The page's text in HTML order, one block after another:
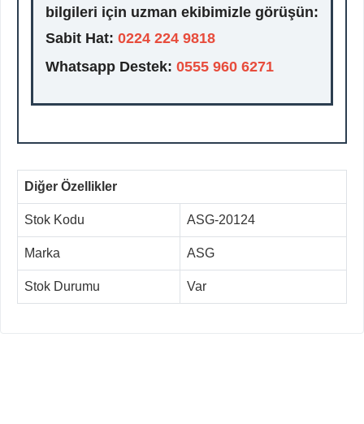
bilgileri için uzman ekibimizle görüşün:
Sabit Hat: 0224 224 9818
Whatsapp Destek: 0555 960 6271
Diğer Özellikler
Stok Kodu ASG-20124
Marka ASG
Stok Durumu Var